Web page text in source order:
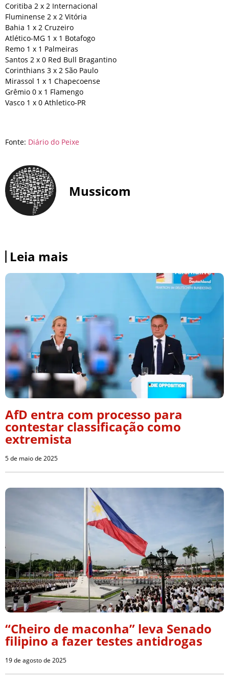
Coritiba 2 x 2 Internacional
Fluminense 2 x 2 Vitória
Bahia 1 x 2 Cruzeiro
Atlético-MG 1 x 1 Botafogo
Remo 1 x 1 Palmeiras
Santos 2 x 0 Red Bull Bragantino
Corinthians 3 x 2 São Paulo
Mirassol 1 x 1 Chapecoense
Grêmio 0 x 1 Flamengo
Vasco 1 x 0 Athletico-PR
Fonte: Diário do Peixe
Mussicom
Leia mais
AfD entra com processo para
contestar classificação como
extremista
5 de maio de 2025
“Cheiro de maconha” leva Senado
filipino a fazer testes antidrogas
19 de agosto de 2025